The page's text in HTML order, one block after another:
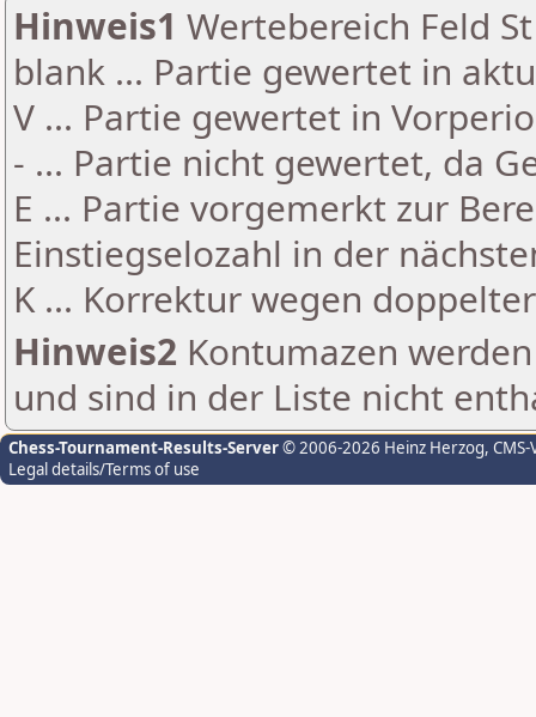
Hinweis1 Wertebereich Feld
blank ... Partie gewertet in
V ... Partie gewertet in
- ... Partie nicht gewertet, da
E ... Partie vorgemerkt zur
Einstiegselozahl in der
K ... Korrektur wegen
Hinweis2 Kontumazen
und sind in der Liste nicht
Chess-Tournament-Results-Server© 2006-2026 Heinz Herzog,
Legal details/Terms of use